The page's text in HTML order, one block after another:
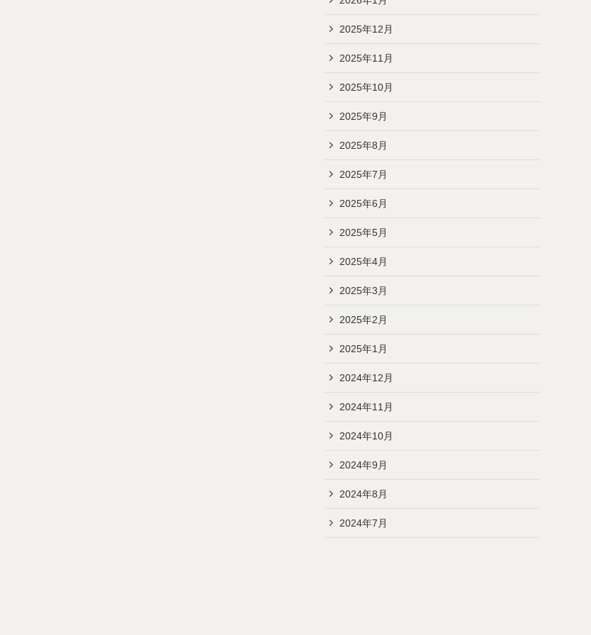
2025年12月
2025年11月
2025年10月
2025年9月
2025年8月
2025年7月
2025年6月
2025年5月
2025年4月
2025年3月
2025年2月
2025年1月
2024年12月
2024年11月
2024年10月
2024年9月
2024年8月
2024年7月